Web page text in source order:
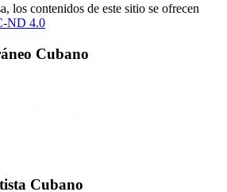
los contenidos de este sitio se ofrecen
ND 4.0
Cubano
Cubano